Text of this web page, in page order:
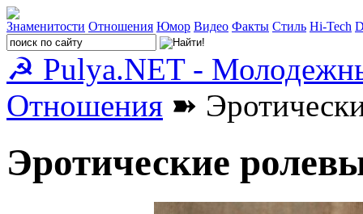
Знаменитости Отношения Юмор Видео Факты Стиль Hi-Tech
☭ Pulya.NET -
Отношения ➽
Эротические